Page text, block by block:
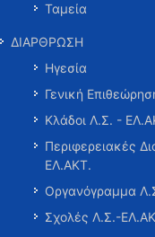
Ταμεία
ΔΙΑΡΘΡΩΣΗ
Ηγεσία
Γενική
Κλάδοι Λ.Σ. -
Περιφερειακές
ΕΛ.ΑΚΤ.
Οργανόγραμμα
Σχολές Λ.Σ.-